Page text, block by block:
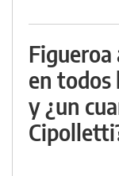
Figueroa
en todos
y ¿un